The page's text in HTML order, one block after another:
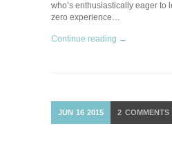
who’s enthusiastically eager to
zero experience…
Continue reading →
JUN 16 2015 2 COMMENTS